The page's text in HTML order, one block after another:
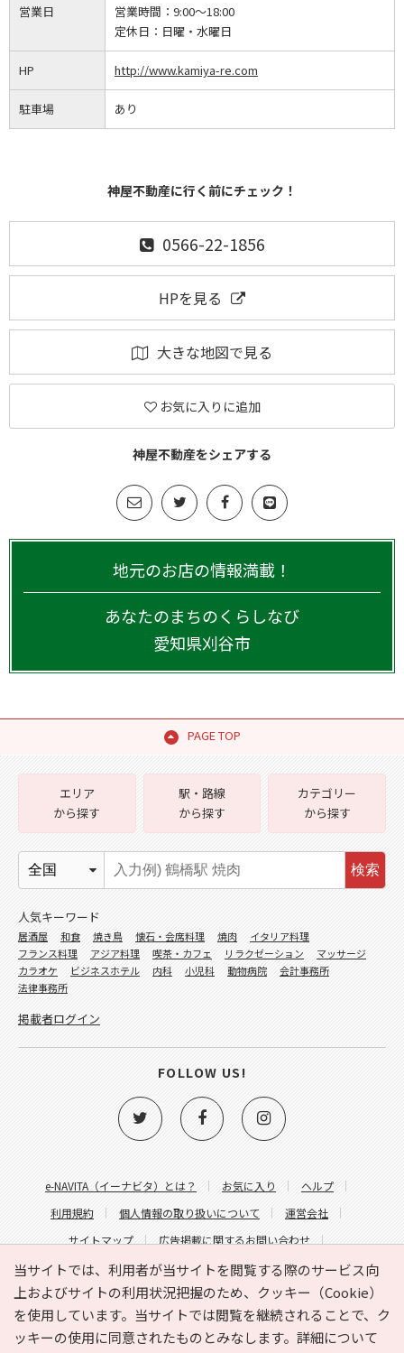
営業日 営業時間： 9:00～18:00
定休日： 日曜・水曜日
HP http://www.kamiya-re.com
駐車場 あり
神屋不動産に行く前にチェック！
0566-22-1856
HPを見る
大きな地図で見る
お気に入りに追加
神屋不動産をシェアする
地元のお店の情報満載！
あなたのまちのくらしなび
愛知県刈谷市
PAGE TOP
当サイトでは、利用者が当サイトを閲覧する際のサービス向
上およびサイトの利用状況把握のため、クッキー（Cookie）
を使用しています。当サイトでは閲覧を継続されることで、ク
ッキーの使用に同意されたものとみなします。詳細について
e-NAVITA（イーナビタ）とは？ お気に入り
ヘルプ
利用規約
個人情報の取り扱いについて
運営会社
サイトマップ
広告掲載に関するお問い合わせ
サイトの内容に関するお問い合わせ
エリア
から探す
駅・路線
から探す
カテゴリー
から探す
検索
人気キーワード
居酒屋 和食 焼き鳥 懐石・会席料理 焼肉
イタリア料理
フランス料理
アジア料理 喫茶・カフェ リラクゼーション
マッサージ
カラオケ
ビジネスホテル 内科 小児科 動物病院
会計事務所
法律事務所
掲載者ログイン
FOLLOW US!